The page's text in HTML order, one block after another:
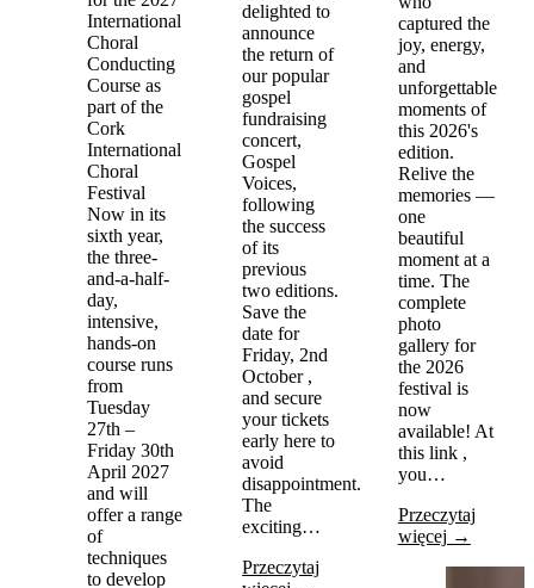
International
Choral
Conducting
Course as
part of the
Cork
International
Choral
Festival
Now in its
sixth year,
the three-
and-a-half-
day,
intensive,
hands-on
course runs
from
Tuesday
27th –
Friday 30th
April 2027
and will
offer a range
of
techniques
to develop
delighted to
announce
the return of
our popular
gospel
fundraising
concert,
Gospel
Voices,
following
the success
of its
previous
two editions.
Save the
date for
Friday, 2nd
October ,
and secure
your tickets
early here to
avoid
disappointment.
The
exciting…
Przeczytaj
captured the
joy, energy,
and
unforgettable
moments of
this 2026's
edition.
Relive the
memories —
one
beautiful
moment at a
time. The
complete
photo
gallery for
the 2026
festival is
now
available! At
this link ,
you…
Przeczytaj
więcej →